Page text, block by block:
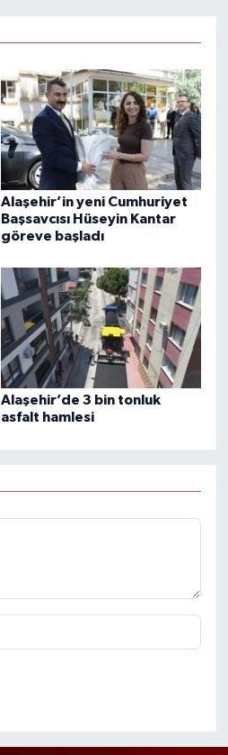
Alaşehir’in yeni Cumhuriyet
Başsavcısı Hüseyin Kantar
göreve başladı
Alaşehir’de 3 bin tonluk
asfalt hamlesi